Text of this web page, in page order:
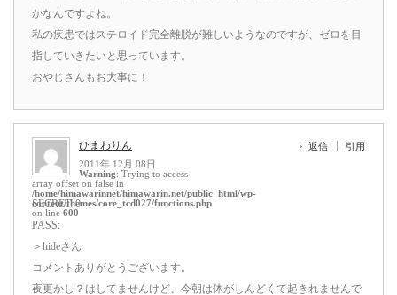
かなんですよね。
私の疾患ではステロイド完全離脱が難しいようなのですが、ゼロを目
指していきたいと思っています。
おやじさんもお大事に！
ひまわりん
2011年 12月 08日
Warning: Trying to access
array offset on false in
/home/himawarinnet/himawarin.net/public_html/wp-
content/themes/core_tcd027/functions.php
on line 600
返信 引用
SECRET: 0
PASS:
＞hideさん
コメントありがとうございます。
夜更かし？はしてませんけど、今朝は体がしんどくて起きれませんで